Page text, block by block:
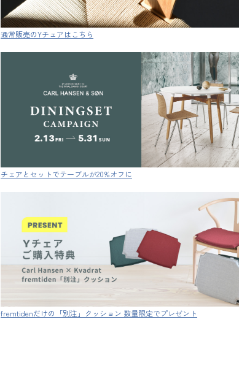
通常販売のYチェアはこちら
チェアとセットでテーブルが20%オフに
fremtidenだけの「別注」クッション 数量限定でプレゼント